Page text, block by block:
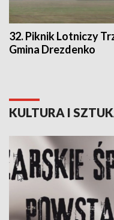
32. Piknik Lotniczy
Gmina Drezdenko
KULTURA I